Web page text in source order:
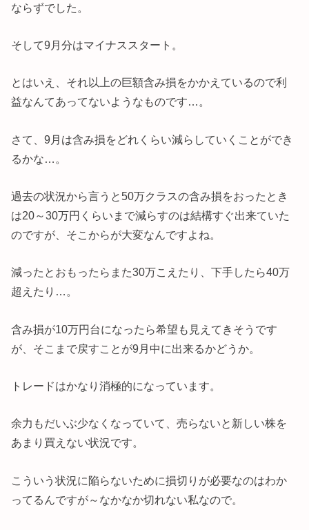
ならずでした。
そして9月分はマイナススタート。
とはいえ、それ以上の巨額含み損をかかえているので利
益なんてあってないようなものです…。
さて、9月は含み損をどれくらい減らしていくことができ
るかな…。
過去の状況から言うと50万クラスの含み損をおったとき
は20～30万円くらいまで減らすのは結構すぐ出来ていた
のですが、そこからが大変なんですよね。
減ったとおもったらまた30万こえたり、下手したら40万
超えたり…。
含み損が10万円台になったら希望も見えてきそうです
が、そこまで戻すことが9月中に出来るかどうか。
トレードはかなり消極的になっています。
余力もだいぶ少なくなっていて、売らないと新しい株を
あまり買えない状況です。
こういう状況に陥らないために損切りが必要なのはわか
ってるんですが～なかなか切れない私なので。